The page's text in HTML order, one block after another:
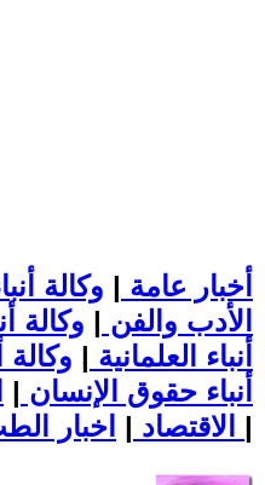
أخبار عامة | وكالة
الأدب والفن | وكالة
أنباء العلمانية | وكالة
أنباء حقوق الإنسان |
الاقتصاد | |